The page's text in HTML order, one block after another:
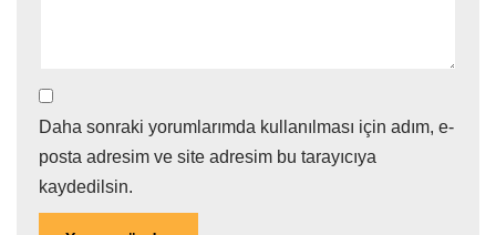
Daha sonraki yorumlarımda kullanılması için adım, e-
posta adresim ve site adresim bu tarayıcıya
kaydedilsin.